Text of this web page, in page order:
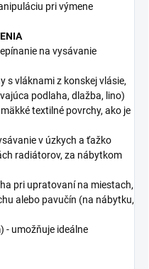
pri výmene
na vysávanie
s vláknami z konskej vlásie,
podlaha, dlažba, lino)
textilné povrchy, ako je
v úzkych a ťažko
radiátorov, za nábytkom
pri upratovaní na miestach,
alebo pavučín (na nábytku,
- umožňuje ideálne